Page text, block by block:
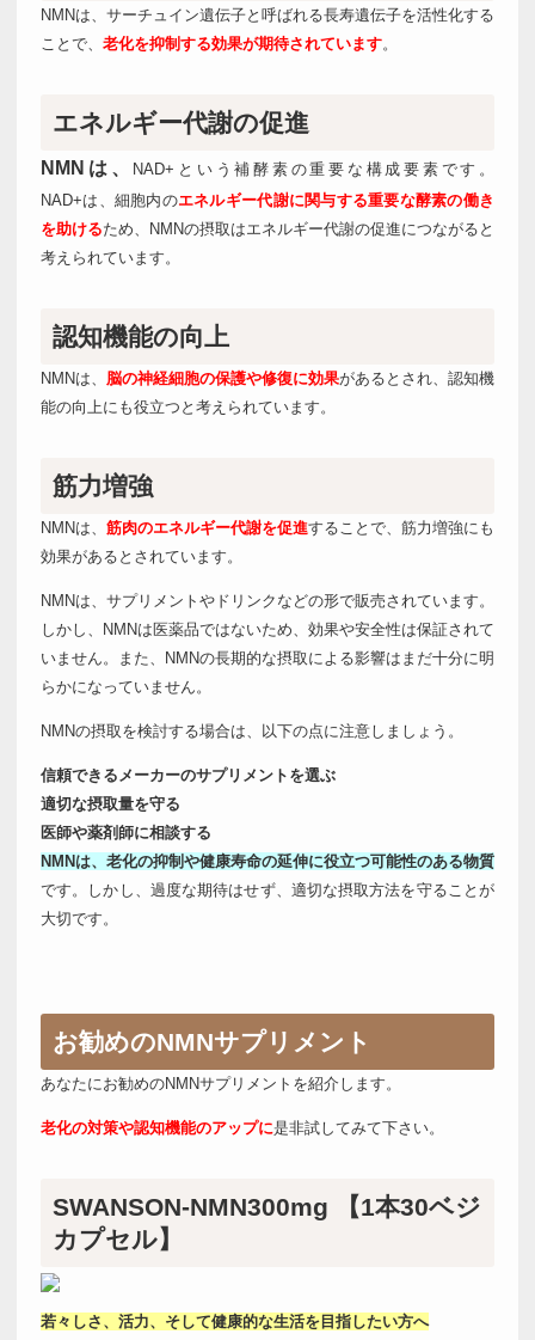
NMNは、サーチュイン遺伝子と呼ばれる長寿遺伝子を活性化する
ことで、 老化を抑制する効果が期待されています。
エネルギー代謝の促進
NMNは、
NAD+という補酵素の重要な構成要素です。
NAD+は、細胞内のエネルギー代謝に関与する重要な酵素の働き
を助けるため、NMNの摂取はエネルギー代謝の促進につながると
考えられています。
認知機能の向上
NMNは、 脳の神経細胞の保護や修復に効果があるとされ、認知機
能の向上にも役立つと考えられています。
筋力増強
NMNは、 筋肉のエネルギー代謝を促進することで、筋力増強にも
効果があるとされています。
NMNは、サプリメントやドリンクなどの形で販売されています。
しかし、NMNは医薬品ではないため、効果や安全性は保証されて
いません。また、NMNの長期的な摂取による影響はまだ十分に明
らかになっていません。
NMNの摂取を検討する場合は、以下の点に注意しましょう。
信頼できるメーカーのサプリメントを選ぶ
適切な摂取量を守る
医師や薬剤師に相談する
NMNは、老化の抑制や健康寿命の延伸に役立つ可能性のある物質
です。しかし、過度な期待はせず、適切な摂取方法を守ることが
大切です。
お勧めのNMNサプリメント
あなたにお勧めのNMNサプリメントを紹介します。
老化の対策や認知機能のアップに是非試してみて下さい。
SWANSON-NMN300mg 【1本30ベジ
カプセル】
若々しさ、活力、そして健康的な生活を目指したい方へ